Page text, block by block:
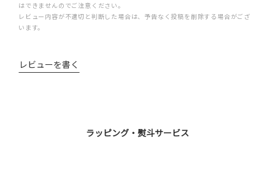
はできませんのでご注意ください。
レビュー内容が不適切と判断した場合は、予告なく投稿を削除する場合がござ
います。
レビューを書く
ラッピング・熨斗サービス